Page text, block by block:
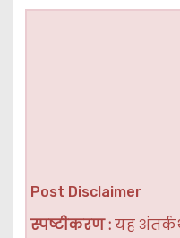
Post Disclaimer
स्पष्टीकरण :यह